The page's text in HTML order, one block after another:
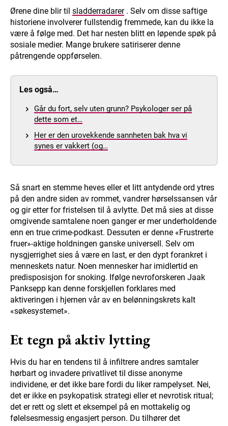
Ørene dine blir til sladderradarer. Selv om disse saftige
historiene involverer fullstendig fremmede, kan du ikke la
være å følge med. Det har nesten blitt en løpende spøk på
sosiale medier. Mange brukere satiriserer denne
påtrengende oppførselen.
Les også…
Går du fort, selv uten grunn? Psykologer ser på
dette som et…
Her er den urovekkende sannheten bak hva vi
synes er vakkert (og…
Så snart en stemme heves eller et litt antydende ord ytres
på den andre siden av rommet, vandrer hørselssansen vår
og gir etter for fristelsen til å avlytte. Det må sies at disse
omgivende samtalene noen ganger er mer underholdende
enn en true crime-podkast. Dessuten er denne «Frustrerte
fruer»-aktige holdningen ganske universell. Selv om
nysgjerrighet sies å være en last, er den dypt forankret i
menneskets natur. Noen mennesker har imidlertid en
predisposisjon for snoking. Ifølge nevroforskeren Jaak
Panksepp kan denne forskjellen forklares med
aktiveringen i hjernen vår av en belønningskrets kalt
«søkesystemet».
Et tegn på aktiv lytting
Hvis du har en tendens til å infiltrere andres samtaler
hørbart og invadere privatlivet til disse anonyme
individene, er det ikke bare fordi du liker rampelyset. Nei,
det er ikke en psykopatisk strategi eller et nevrotisk ritual;
det er rett og slett et eksempel på en mottakelig og
følelsesmessig engasjert person. Du tilhører det